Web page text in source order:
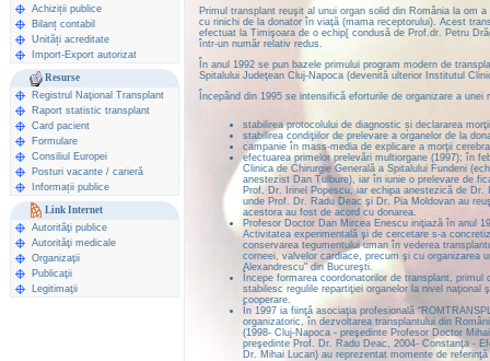
Achiziții publice
Bilanț contabil
Unități acreditate
Import-Export autorizat
Resurse
Registrul Naţional Transplant
Raport statistic transplant
Card pacient
Formulare
Consiliul Europei
Posturi vacante / carieră
Informații publice
Link Internet
Autorităţi publice
Autorităţi medicale
Organizaţii
Publicaţii
Legitimaţii
Primul transplant reuşit al unui organ solid din România la om
cu rinichi de la donator în viaţă (mama receptorului). Acest
efectuat la Timişoara de o echip[ condusă de Prof.dr. Petru
într-un număr relativ redus.
În anul 1992 se pun bazele primului program modern de
Spitalului Judeţean Cluj-Napoca (devenită ulterior Institutul
Începând din 1995 se intensifică eforturile de organizare a
stabilirea protocolului de diagnostic și declararea
stabilirea condiţiilor de prelevare a organelor de la
campanie în mass-media de explicare a morţii
efectuarea primelor prelevări multiorgane (1997); în
Clinica de Chirurgie Generală a Spitalului Fundeni
anestezist Dan Tulbure), iar în iunie o prelevare de
Prof. Dr. Irinel Popescu, iar echipa anestezică de
unde Prof. Dr. Radu Deac şi Dr. Pia Moldovan au
acestora au fost de acord cu donarea.
Profesor Doctor Dan Mircea Enescu iniţiază în anul
Activitatea experimentală şi de cercetare s-a
conservarea tegumentului uman în vederea
corneei, valvelor cardiace, precum şi cu organizarea
Alexandrescu" din Bucureşti.
Începe formarea coordonatorilor de transplant,
stabilesc regulile repartiţiei organelor la nivel naţional
cooperare.
În 1997 ia fiinţă asociaţia profesională
organizatoric, în dezvoltarea transplantului din
(1998- Cluj-Napoca - preşedinte Profesor Doctor
preşedinte Prof. Dr. Radu Deac, 2004- Constanţa -
Dr. Mihai Lucan) au reprezentat momente de